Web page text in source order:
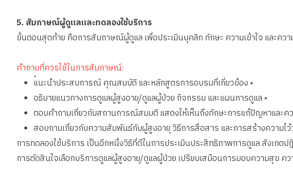
5. สัมภาษณ์ผู้ดูแลและทดลองใช้บริการ
ขั้นตอนสุดท้าย คือการสัมภาษณ์ผู้ดูแล เพื่อประเมินบุคลิก ทักษะ ความเข้าใจ และคว
คำถามที่ควรใช้ในการสัมภาษณ์:
•
แนะนำประสบการณ์ คุณสมบัติ และหลักสูตรการอบรมที่เกี่ยวข้อง •
อธิบายแนวทางการดูแลผู้สูงอายุ/ดูแลผู้ป่วย กิจกรรม และแผนการดูแล •
ตอบคำถามเกี่ยวกับสถานการณ์สมมติ แสดงให้เห็นถึงทักษะการแก้ปัญหาและค
สอบถามเกี่ยวกับความสัมพันธ์กับผู้สูงอายุ วิธีการสื่อสาร และการสร้างความไว้
การทดลองใช้บริการ เป็นอีกหนึ่งวิธีที่ดีในการประเมินประสิทธิภาพการดูแล สังเกต
การตัดสินใจเลือกบริการดูแลผู้สูงอายุ/ดูแลผู้ป่วย เปรียบเสมือนการมอบความสุข